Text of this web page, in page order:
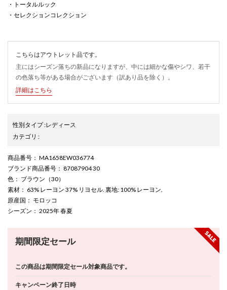
・トータルルック
・セレクションコレクション
こちらはアウトレット品です。
主にはシーズン落ちの新品になりますが、中には細かな傷やシワ、若干
の色落ち等がある場合がございます（訳あり品を除く）。
詳細はこちら
性別タイプ:レディース
カテゴリ :
商品番号 ： MA1658EW036774
ブランド商品番号 ： 87087904 30
色 ： ブラウン（30）
素材 ： 63% レーヨン 37% リヨセル. 裏地: 100% レーヨン.
原産国 ： モロッコ
シーズン ： 2025年 春夏
期間限定セール
この商品は期間限定セール対象商品です。
キャンペーン終了日時